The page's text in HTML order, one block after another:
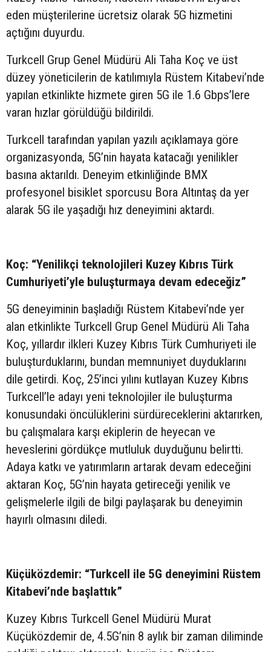
eden müşterilerine ücretsiz olarak 5G hizmetini
açtığını duyurdu.
Turkcell Grup Genel Müdürü Ali Taha Koç ve üst
düzey yöneticilerin de katılımıyla Rüstem Kitabevi’nde
yapılan etkinlikte hizmete giren 5G ile 1.6 Gbps’lere
varan hızlar görüldüğü bildirildi.
Turkcell tarafından yapılan yazılı açıklamaya göre
organizasyonda, 5G’nin hayata katacağı yenilikler
basına aktarıldı. Deneyim etkinliğinde BMX
profesyonel bisiklet sporcusu Bora Altıntaş da yer
alarak 5G ile yaşadığı hız deneyimini aktardı.
Koç: “Yenilikçi teknolojileri Kuzey Kıbrıs Türk
Cumhuriyeti’yle buluşturmaya devam edeceğiz”
5G deneyiminin başladığı Rüstem Kitabevi’nde yer
alan etkinlikte Turkcell Grup Genel Müdürü Ali Taha
Koç, yıllardır ilkleri Kuzey Kıbrıs Türk Cumhuriyeti ile
buluşturduklarını, bundan memnuniyet duyduklarını
dile getirdi. Koç, 25’inci yılını kutlayan Kuzey Kıbrıs
Turkcell’le adayı yeni teknolojiler ile buluşturma
konusundaki öncülüklerini sürdüreceklerini aktarırken,
bu çalışmalara karşı ekiplerin de heyecan ve
heveslerini gördükçe mutluluk duyduğunu belirtti.
Adaya katkı ve yatırımların artarak devam edeceğini
aktaran Koç, 5G’nin hayata getireceği yenilik ve
gelişmelerle ilgili de bilgi paylaşarak bu deneyimin
hayırlı olmasını diledi.
Küçüközdemir: “Turkcell ile 5G deneyimini Rüstem
Kitabevi’nde başlattık”
Kuzey Kıbrıs Turkcell Genel Müdürü Murat
Küçüközdemir de, 4.5G’nin 8 aylık bir zaman diliminde